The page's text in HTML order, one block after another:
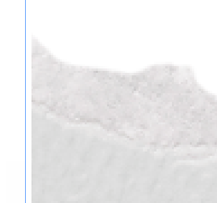
Печать картины на холсте в
Самаре